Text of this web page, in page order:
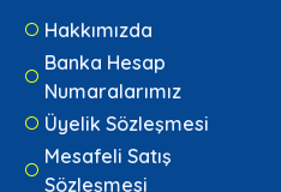
Hakkımızda
Banka Hesap
Numaralarımız
Üyelik Sözleşmesi
Mesafeli Satış
Sözleşmesi